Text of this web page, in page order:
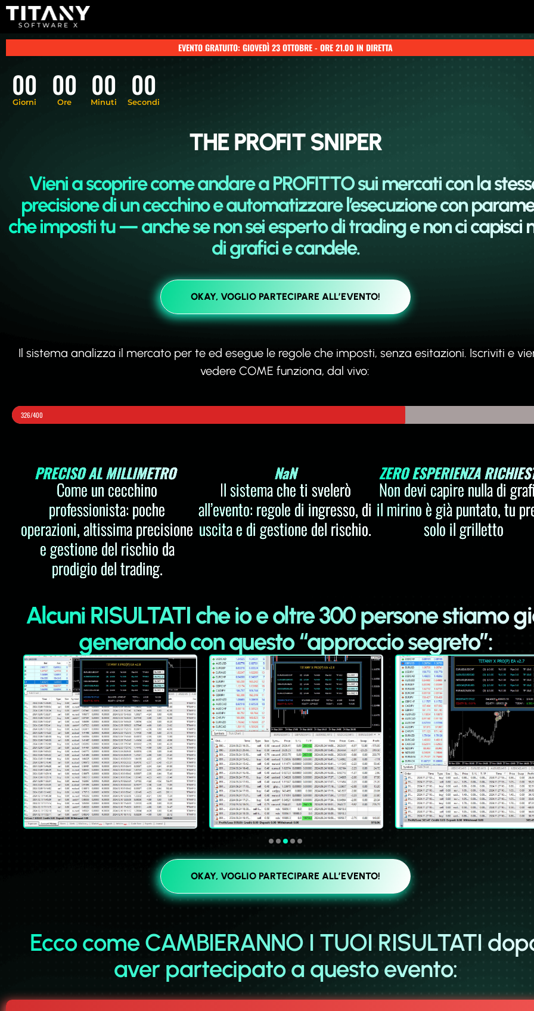
EVENTO GRATUITO: GIOVEDÌ 23 OTTOBRE - ORE 21.00 IN DIRETTA
00
Giorni 00
Ore 00
Minuti 00
Secondi
THE PROFIT SNIPER
Vieni a scoprire come andare a PROFITTO sui mercati con la
precisione di un cecchino e automatizzare l’esecuzione con
che imposti tu — anche se non sei esperto di trading e non ci capisci
di grafici e candele.
OKAY, VOGLIO PARTECIPARE ALL’EVENTO!
Il sistema analizza il mercato per te ed esegue le regole che imposti, senza esitazioni. Iscriviti e
vedere COME funziona, dal vivo:
326/400
Come un cecchino
professionista: poche
operazioni, altissima precisione
e gestione del rischio da
prodigio del trading.
PRECISO AL MILLIMETRO
Il sistema che ti svelerò
all’evento: regole di ingresso, di
uscita e di gestione del rischio.
NaN
Non devi capire nulla di
il mirino è già puntato, tu
solo il grilletto
ZERO ESPERIENZA
Alcuni RISULTATI che io e oltre 300 persone stiamo
generando con questo “approccio segreto”:
OKAY, VOGLIO PARTECIPARE ALL’EVENTO!
Ecco come CAMBIERANNO I TUOI RISULTATI
aver partecipato a questo evento: